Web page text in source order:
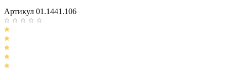
Артикул 01.1441.106